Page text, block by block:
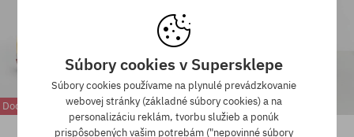
Dodatočná zľava -10 %!
Topánky Vans Old Skool
Dodatočná zľava -10 %!
Batoh Vans Old Skool Trek
Súbory cookies v Supersklepe
Súbory cookies používame na plynulé prevádzkovanie
webovej stránky (základné súbory cookies) a na
personalizáciu reklám, tvorbu služieb a ponúk
prispôsobených vašim potrebám ("nepovinné súbory